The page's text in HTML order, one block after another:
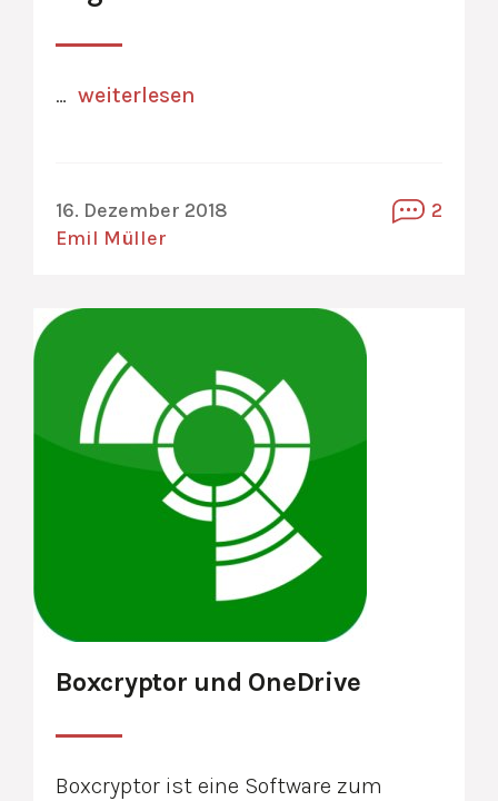
… weiterlesen
16. Dezember 2018
Emil Müller
2
Boxcryptor und OneDrive
Boxcryptor ist eine Software zum